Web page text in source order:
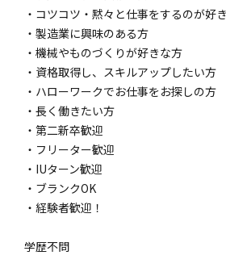
・コツコツ・黙々と仕事をするのが好
・製造業に興味のある方
・機械やものづくりが好きな方
・資格取得し、スキルアップしたい方
・ハローワークでお仕事をお探しの方
・長く働きたい方
・第二新卒歓迎
・フリーター歓迎
・IUターン歓迎
・ブランクOK
・経験者歓迎！
学歴不問